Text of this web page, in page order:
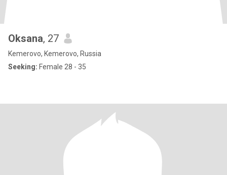
Oksana, 27
Kemerovo, Kemerovo, Russia
Seeking: Female 28 - 35